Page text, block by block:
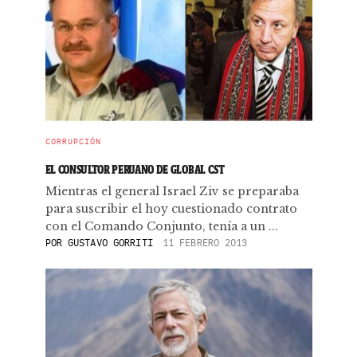
CORRUPCIÓN
EL CONSULTOR PERUANO DE GLOBAL CST
Mientras el general Israel Ziv se preparaba
para suscribir el hoy cuestionado contrato
con el Comando Conjunto, tenía a un ...
POR GUSTAVO GORRITI 11 FEBRERO 2013